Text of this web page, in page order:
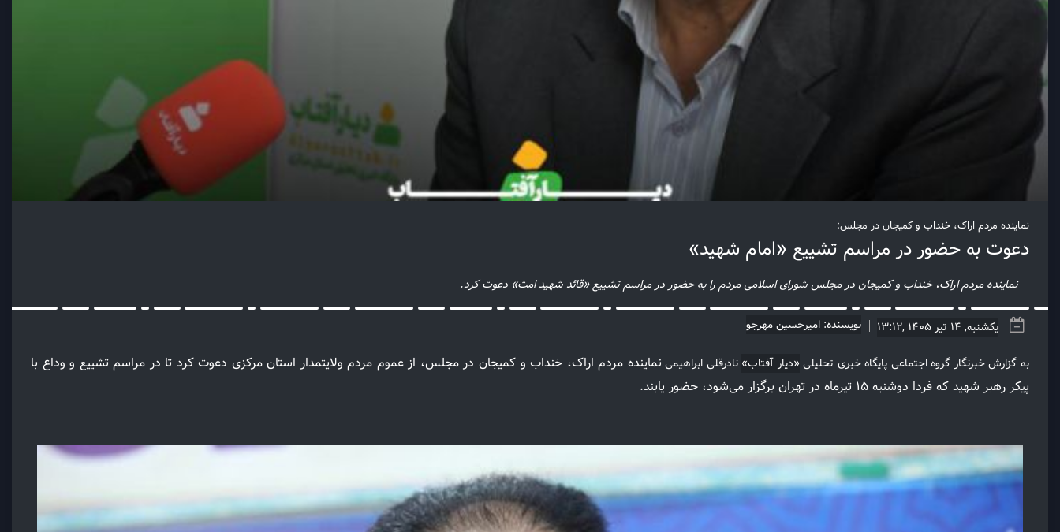
نماینده مردم اراک، خنداب و کمیجان در مجلس:
دعوت به حضور در مراسم تشییع «امام شهید»
نماینده مردم اراک، خنداب و کمیجان در مجلس شورای اسلامی مردم را به حضور در مراسم تشییع «قائد شهید امت» دعوت کرد.
یکشنبه, 14 تیر 1405 ,13:12 نویسنده: امیرحسین مهرجو
به گزارش خبرنگار گروه اجتماعی پایگاه خبری تحلیلی «دیار آفتاب» نادرقلی ابراهیمی نماینده مردم اراک، خنداب و کمیجان در مجلس، از عموم مردم ولایتمدار استان مرکزی دعوت کرد تا در مراسم تشییع و وداع با
پیکر رهبر شهید که فردا دوشنبه ۱۵ تیرماه در تهران برگزار می‌شود، حضور یابند.